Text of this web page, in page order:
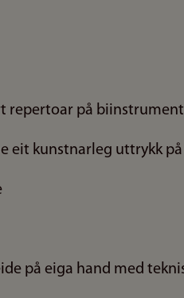
repertoar på
eit kunstnarleg uttrykk
på eiga hand med